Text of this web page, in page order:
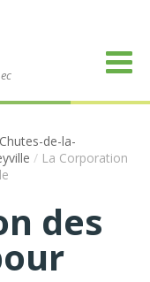
Chutes-de-la-
/ La Corporation
des